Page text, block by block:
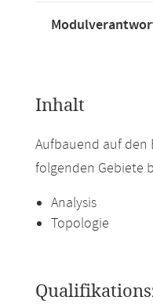
Inhalt
Aufbauend auf den
folgenden Gebiete
Analysis
Topologie